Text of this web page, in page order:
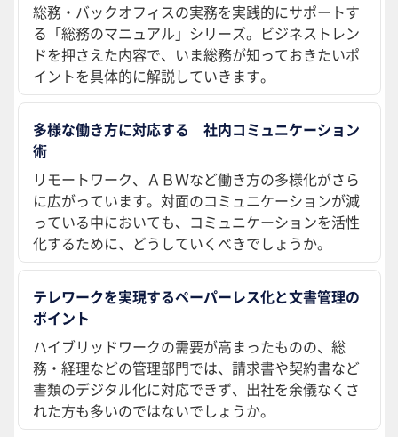
総務・バックオフィスの実務を実践的にサポートす
る「総務のマニュアル」シリーズ。ビジネストレン
ドを押さえた内容で、いま総務が知っておきたいポ
イントを具体的に解説していきます。
多様な働き方に対応する 社内コミュニケーション
術
リモートワーク、ＡＢＷなど働き方の多様化がさら
に広がっています。対面のコミュニケーションが減
っている中においても、コミュニケーションを活性
化するために、どうしていくべきでしょうか。
テレワークを実現するペーパーレス化と文書管理の
ポイント
ハイブリッドワークの需要が高まったものの、総
務・経理などの管理部門では、請求書や契約書など
書類のデジタル化に対応できず、出社を余儀なくさ
れた方も多いのではないでしょうか。